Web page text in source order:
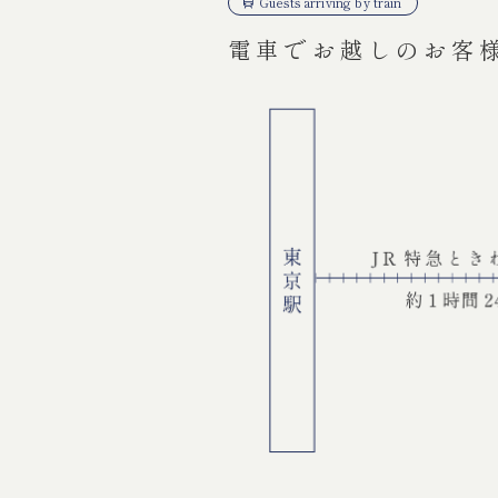
電車でお越しのお客